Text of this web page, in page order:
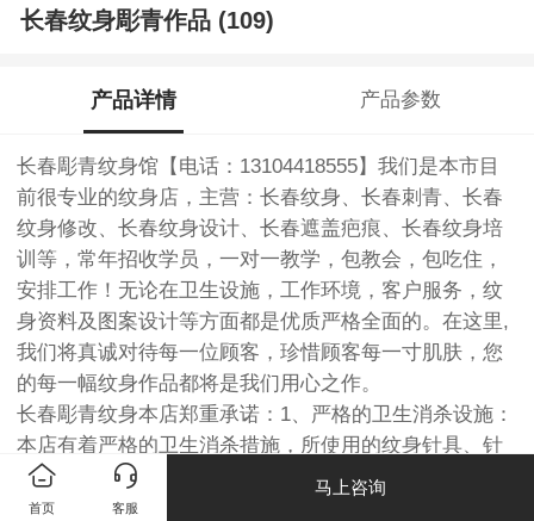
长春纹身彫青作品 (109)
产品详情 产品参数
长春彫青纹身馆【电话：13104418555】我们是本市目
前很专业的纹身店，主营：长春纹身、长春刺青、长春
纹身修改、长春纹身设计、长春遮盖疤痕、长春纹身培
训等，常年招收学员，一对一教学，包教会，包吃住，
安排工作！无论在卫生设施，工作环境，客户服务，纹
身资料及图案设计等方面都是优质严格全面的。在这里,
我们将真诚对待每一位顾客，珍惜顾客每一寸肌肤，您
的每一幅纹身作品都将是我们用心之作。
长春彫青纹身本店郑重承诺：1、严格的卫生消杀设施：
本店有着严格的卫生消杀措施，所使用的纹身针具、针
嘴、色料、手套等耗材全部都是一次性抛弃式的。纹身
颜料和器具均来自国内外优质产品。2、丰富全面的纹身
首页 客服
马上咨询